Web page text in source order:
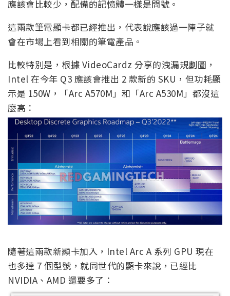
應該會比較少，配備的記憶體一樣是問號。
這兩款筆電顯卡都已經推出，代表說應該過一陣子就
會在市場上看到相關的筆電產品。
比較特別是，根據 VideoCardz 分享的洩漏規劃圖，
Intel 在今年 Q3 應該會推出 2 款新的 SKU，但功耗顯
示是 150W，「Arc A570M」和「Arc A530M」都沒這
麼高：
隨著這兩款新顯卡加入，Intel Arc A 系列 GPU 現在
也多達 7 個型號，就同世代的顯卡來說，已經比
NVIDIA、AMD 還要多了：